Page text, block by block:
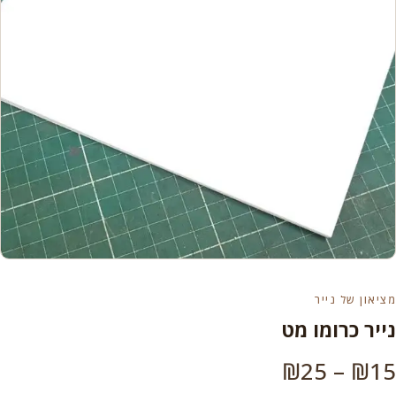
מציאון של נייר
נייר כרומו מט
₪15
–
₪25